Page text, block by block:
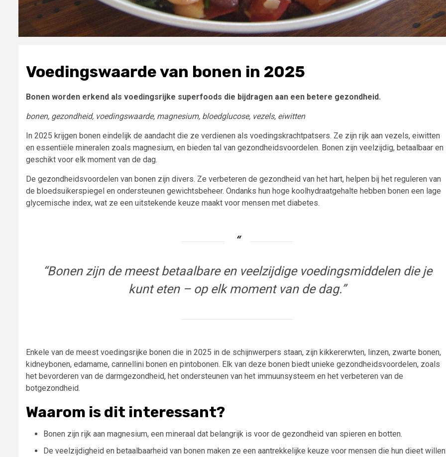
Voedingswaarde van bonen in 2025
Bonen worden erkend als voedingsrijke superfoods die bijdragen aan een betere gezondheid.
bonen, gezondheid, voedingswaarde, magnesium, bloedglucose, vezels, eiwitten
In 2025 krijgen bonen eindelijk de aandacht die ze verdienen als voedingskrachtpatsers. Ze zijn rijk aan vezels, eiwitten
en essentiële mineralen zoals magnesium, en bieden tal van gezondheidsvoordelen. Bonen zijn veelzijdig, betaalbaar en
geschikt voor elk moment van de dag.
De gezondheidsvoordelen van bonen zijn divers. Ze verbeteren de gezondheid van het hart, helpen bij het reguleren van
de bloedsuikerspiegel en ondersteunen gewichtsbeheer. Ondanks hun hoge koolhydraatgehalte hebben bonen een lage
glycemische index, wat ze een uitstekende keuze maakt voor mensen met diabetes.
“Bonen zijn de meest betaalbare en veelzijdige voedingsmiddelen die je
kunt eten – op elk moment van de dag.”
Enkele van de meest voedingsrijke bonen die in 2025 in de schijnwerpers staan, zijn kikkererwten, linzen, zwarte bonen,
kidneybonen, edamame, cannellini bonen en pintobonen. Elk van deze bonen biedt unieke gezondheidsvoordelen, zoals
het bevorderen van de darmgezondheid, het ondersteunen van het immuunsysteem en het verbeteren van de
botgezondheid.
Waarom is dit interessant?
Bonen zijn rijk aan magnesium, een mineraal dat belangrijk is voor de gezondheid van spieren en botten.
De veelzijdigheid en betaalbaarheid van bonen maken ze een aantrekkelijke keuze voor mensen die hun dieet willen